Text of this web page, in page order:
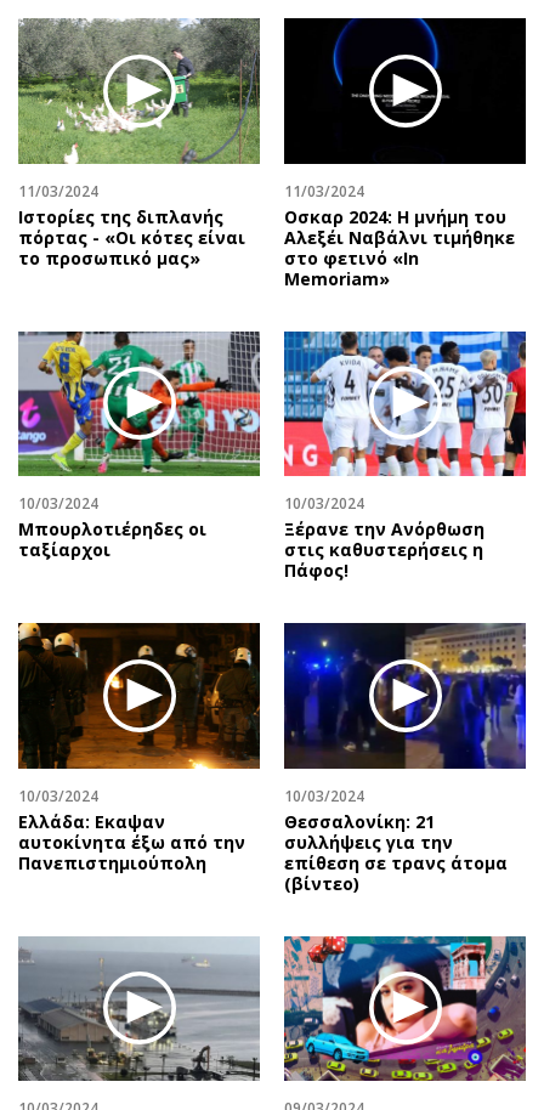
11/03/2024
Ιστορίες της διπλανής
πόρτας - «Οι κότες είναι
το προσωπικό μας»
11/03/2024
Οσκαρ 2024: Η μνήμη του
Αλεξέι Ναβάλνι τιμήθηκε
στο φετινό «In
Memoriam»
10/03/2024
Μπουρλοτιέρηδες οι
ταξίαρχοι
10/03/2024
Ξέρανε την Ανόρθωση
στις καθυστερήσεις η
Πάφος!
10/03/2024
Ελλάδα: Εκαψαν
αυτοκίνητα έξω από την
Πανεπιστημιούπολη
10/03/2024
Θεσσαλονίκη: 21
συλλήψεις για την
επίθεση σε τρανς άτομα
(βίντεο)